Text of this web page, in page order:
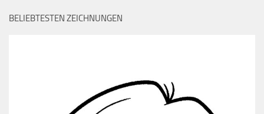
BELIEBTESTEN ZEICHNUNGEN